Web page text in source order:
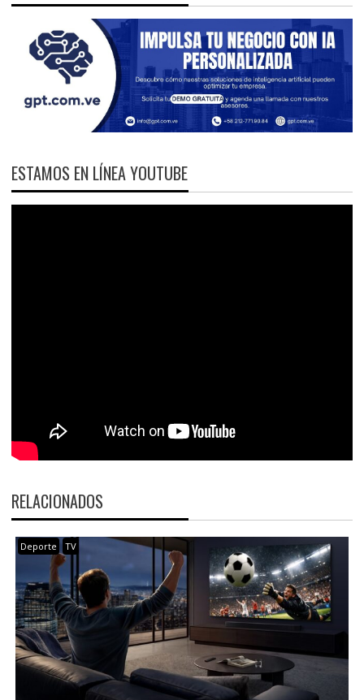
ESTAMOS EN LÍNEA YOUTUBE
RELACIONADOS
Deporte TV